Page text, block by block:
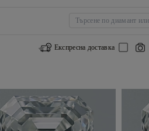
Експресна доставка